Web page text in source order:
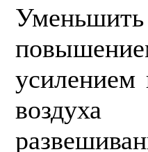
усилением